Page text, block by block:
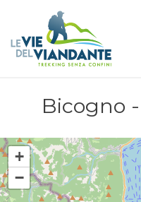
Bicogno
+
−